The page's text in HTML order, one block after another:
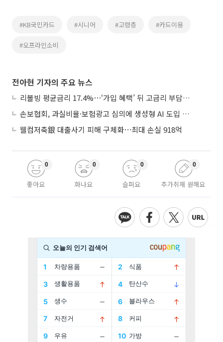
#KB국민카드 #시니어 #고령층 #카드이용
#오프라인소비
전아현 기자의 주요 뉴스
리볼빙 평균금리 17.4%⋯‘가입 혜택’ 뒤 고금리 부담 주의
손보협회, 과실비율·보험광고 심의에 생성형 AI 도입 추진
웰컴저축銀 대출사기 피해 구체화⋯최대 손실 918억
좋아요
0
화나요
0
슬퍼요
0
추가취재 원해요
0